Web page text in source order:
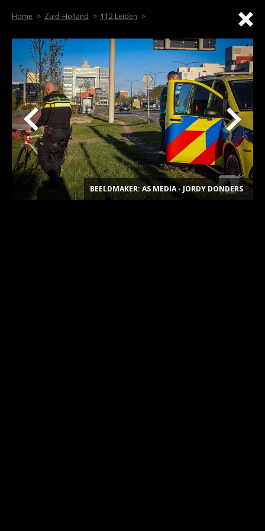
Home Zuid-Holland 112 Leiden
BEELDMAKER: AS MEDIA - JORDY DONDERS .